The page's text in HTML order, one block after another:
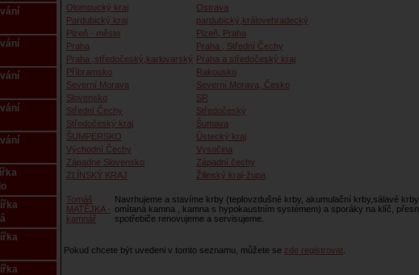
Olomoucký kraj
Ostrava
Pardubický kraj
pardubický,královehradecký
Plzeň - město
Plzeň, Praha
Praha
Praha , Střední Čechy
Praha ,středočeský,karlovarský Praha a středočeský kraj
Příbramsko
Rakousko
Severní Morava
Severní Morava, Česko
Slovensko
SR
Střední Čechy
Středočeský
Středočeský kraj
Šumava
ŠUMPERSKO
Ústecký kraj
Východní Čechy
Vysočina
Západne Slovensko
Západní čechy
ZLÍNSKÝ KRAJ
Žilinský kraj-župa
Tomáš
MATĚJKA -
kamnář
Navrhujeme a stavíme krby (teplovzdušné krby, akumulační krby,sálavé
omítaná kamna , kamna s hypokaustním systémem) a sporáky na klíč,
spotřebiče renovujeme a servisujeme.
Pokud chcete být uvedeni v tomto seznamu, můžete se zde registrovat